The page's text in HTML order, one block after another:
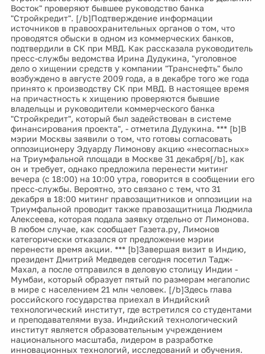
Восток" проверяют бывшее руководство банка
"Стройкредит". [/b]Подтверждение информации
источников в правоохранительных органов о том, что
проводятся обыски в одном из коммерческих банков,
подтвердили в СК при МВД. Как рассказала руководитель
пресс-службы ведомства Ирина Дудукина, "уголовное
дело о хищении средств у компании "Транснефть" было
возбуждено в августе 2009 года, а в декабре того же года
принято к производству СК при МВД. В настоящее время
на причастность к хищению проверяются бывшие
владельцы и руководители коммерческого банка
"Стройкредит", который был задействован в системе
финансирования проекта", - отметила Дудукина. *** [b]В
мэрии Москвы заявили о том, что готовы согласовать
оппозиционеру Эдуарду Лимонову акцию «несогласных»
на Триумфальной площади в Москве 31 декабря[/b], как
он и требует, однако предложила перенести митинг
вечера (с 18:00) на 10:00 утра, говорится в сообщении его
пресс-службы. Вероятно, это связано с тем, что 31
декабря в 18:00 митинг правозащитников и оппозиции на
Триумфальной проводит также правозащитница Людмила
Алексеева, которая подала заявку отдельно от Лимонова.
В любом случае, как сообщает Газета.ру, Лимонов
категорически отказался от предложение мэрии
перенести время акции. *** [b]Завершая визит в Индию,
президент Дмитрий Медведев сегодня посетил Тадж-
Махал, а после отправился в деловую столицу Индии -
Мумбаи, который образует пятый по размерам мегаполис
в мире с населением 21 млн человек. [/b]Здесь глава
российского государства приехал в Индийский
технологический институт, где встретился со студентами
и преподавателями вуза. Индийский технологический
институт является образовательным учреждением
национального масштаба, лидером в разработке
инновационных технологий, исследований и обучения.